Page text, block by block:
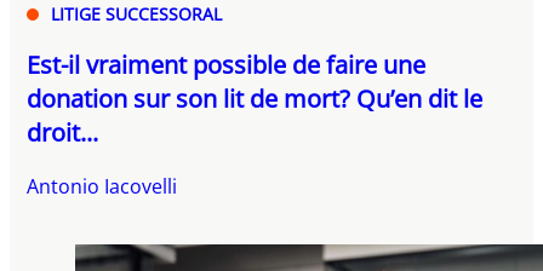
LITIGE SUCCESSORAL
Est-il vraiment possible de faire une
donation sur son lit de mort? Qu’en dit le
droit...
Antonio Iacovelli